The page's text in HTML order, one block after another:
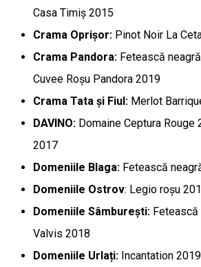
Casa Timiș 2015
Crama Oprișor: Pinot Noir La
Crama Pandora: Fetească
Cuvee Roșu Pandora 2019
Crama Tata și Fiul: Merlot
DAVINO: Domaine Ceptura Rouge
2017
Domeniile Blaga: Fetească
Domeniile Ostrov: Legio roșu
Domeniile Sâmburești: Fetească
Valvis 2018
Domeniile Urlați: Incantation